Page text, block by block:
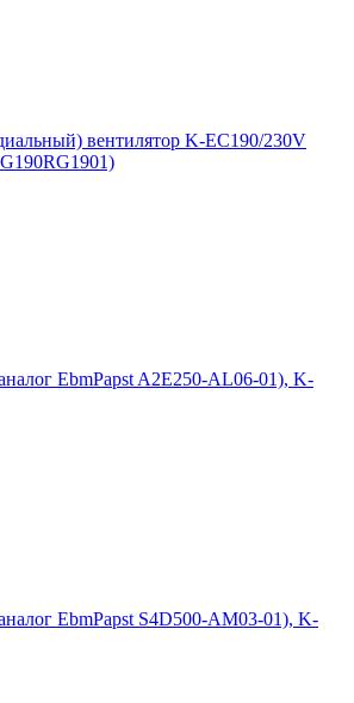
вентилятор K-EC190/230V
EbmPapst A2E250-AL06-01), K-
EbmPapst S4D500-AM03-01), K-